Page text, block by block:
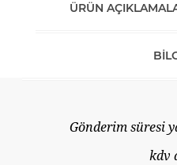
ÜRÜN
Gönderim süresi
kdv